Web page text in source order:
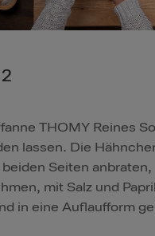
THOMY Reines
lassen. Die
Seiten anbraten,
mit Salz und
in eine Auflaufform